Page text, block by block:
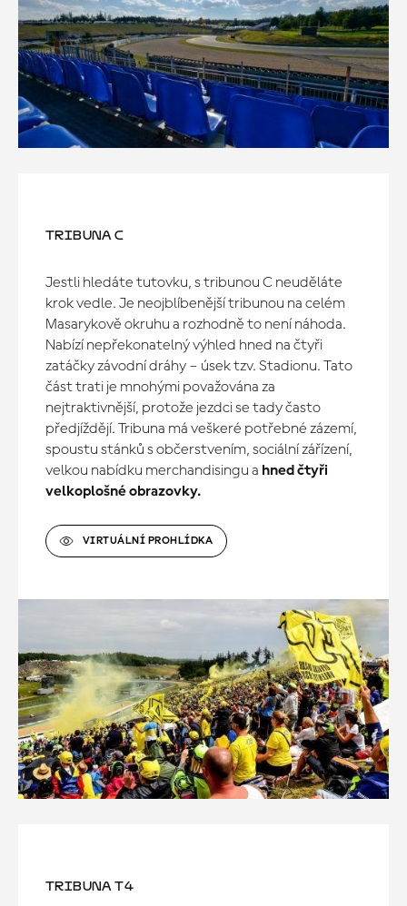
TRIBUNA C
Jestli hledáte tutovku, s tribunou C neuděláte
krok vedle. Je neojblíbenější tribunou na celém
Masarykově okruhu a rozhodně to není náhoda.
Nabízí nepřekonatelný výhled hned na čtyři
zatáčky závodní dráhy – úsek tzv. Stadionu. Tato
část trati je mnohými považována za
nejtraktivnější, protože jezdci se tady často
předjíždějí. Tribuna má veškeré potřebné zázemí,
spoustu stánků s občerstvením, sociální zářízení,
velkou nabídku merchandisingu a hned čtyři
velkoplošné obrazovky.
VIRTUÁLNÍ PROHLÍDKA
TRIBUNA T4